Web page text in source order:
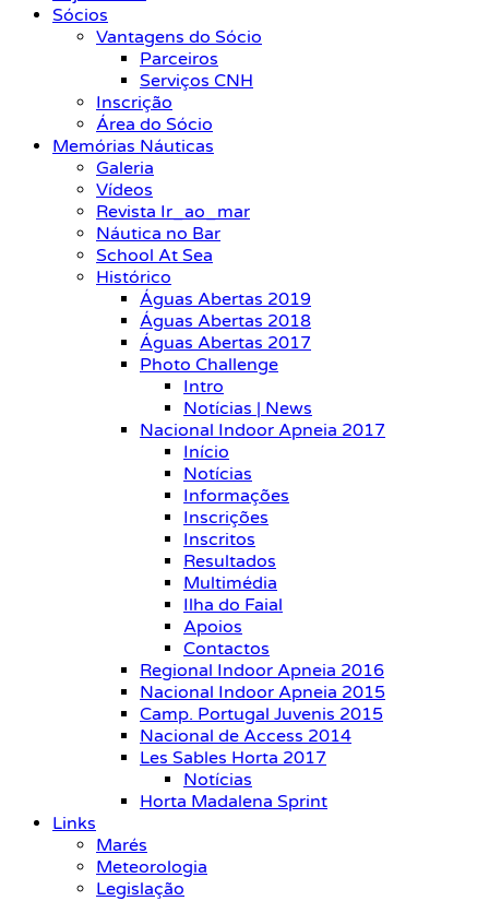
Sócios
Vantagens do Sócio
Parceiros
Serviços CNH
Inscrição
Área do Sócio
Memórias Náuticas
Galeria
Vídeos
Revista Ir_ao_mar
Náutica no Bar
School At Sea
Histórico
Águas Abertas 2019
Águas Abertas 2018
Águas Abertas 2017
Photo Challenge
Intro
Notícias | News
Nacional Indoor Apneia 2017
Início
Notícias
Informações
Inscrições
Inscritos
Resultados
Multimédia
Ilha do Faial
Apoios
Contactos
Regional Indoor Apneia 2016
Nacional Indoor Apneia 2015
Camp. Portugal Juvenis 2015
Nacional de Access 2014
Les Sables Horta 2017
Notícias
Horta Madalena Sprint
Links
Marés
Meteorologia
Legislação